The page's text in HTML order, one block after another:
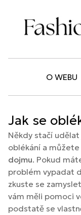
O WEBU
Jak se
Někdy stačí
oblékání a
dojmu. Pokud
problém vypadat
zkuste se
vám měli pomoci
podstatě se